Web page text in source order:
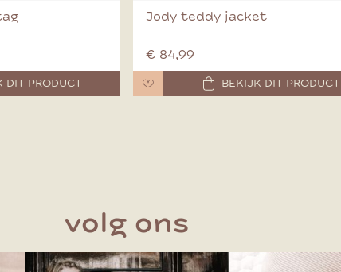
DIT PRODUCT
Jody teddy jacket
€ 84,99
BEKIJK DIT PRODUCT
volg ons